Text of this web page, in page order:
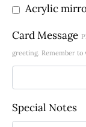
Acrylic
Card Message
greeting. Remember
Special Notes